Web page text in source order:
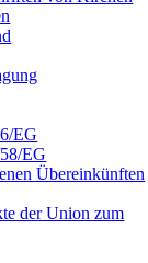
EG
EG
Übereinkünften
der Union zum